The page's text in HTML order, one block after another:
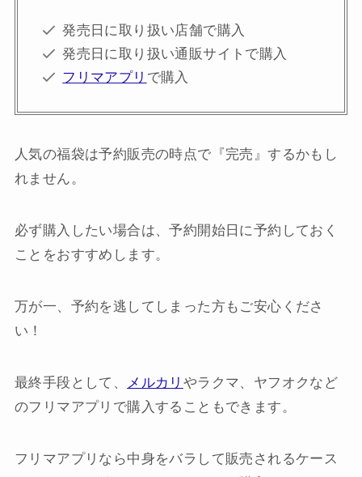
発売日に取り扱い店舗で購入
発売日に取り扱い通販サイトで購入
フリマアプリ で購入
人気の福袋は予約販売の時点で『完売』するかもし
れません。
必ず購入したい場合は、予約開始日に予約しておく
ことをおすすめします。
万が一、予約を逃してしまった方もご安心くださ
い！
最終手段として、 メルカリ やラクマ、ヤフオクなど
のフリマアプリで購入することもできます。
フリマアプリなら中身をバラして販売されるケース